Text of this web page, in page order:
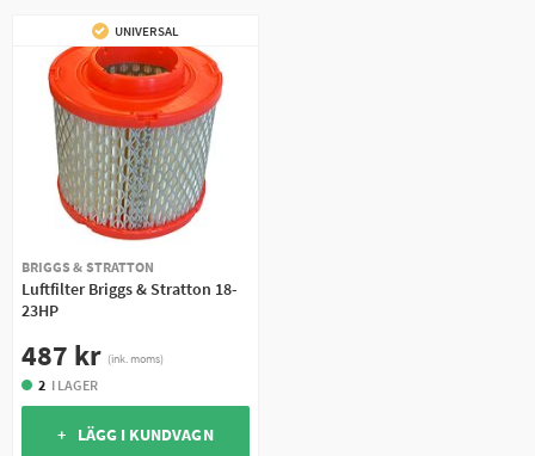
UNIVERSAL
BRIGGS & STRATTON
Luftfilter Briggs & Stratton 18-
23HP
487 kr (ink. moms)
2 I LAGER
+ LÄGG I KUNDVAGN